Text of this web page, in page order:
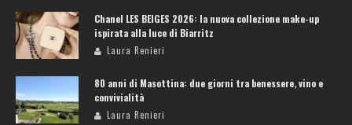
Chanel LES BEIGES 2026: la nuova collezione make-up
ispirata alla luce di Biarritz
Laura Renieri
80 anni di Masottina: due giorni tra benessere, vino e
convivialità
Laura Renieri